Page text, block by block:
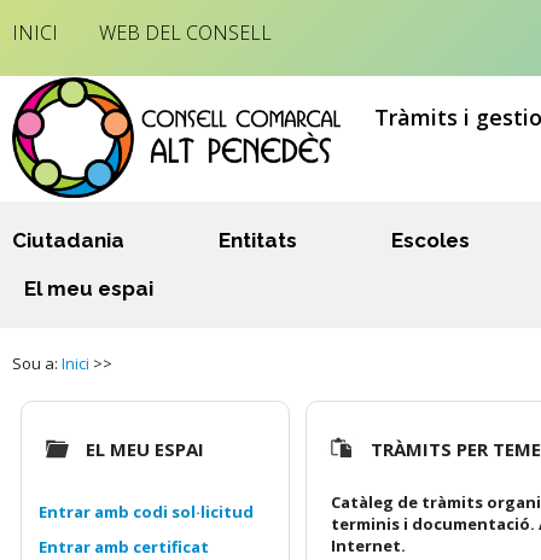
INICI WEB DEL CONSELL
Tràmits i
Ciutadania Entitats
Escoles
El meu espai
Sou a: Inici >>
TRÀMITS PER
Catàleg de tràmits
terminis i documentació.
Internet.
EL MEU ESPAI
Entrar amb codi sol·licitud